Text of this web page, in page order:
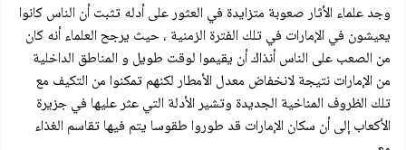
وجد علماء الأثار صعوبة متزايدة في العثور على أدله تثبت أن الناس كانوا
يعيشون في الإمارات في تلك الفترة الزمنية ، حيث يرجح العلماء أنه كان
من الصعب على الناس أنذاك أن يقيموا لوقت طويل و المناطق الداخلية
من الإمارات نتيجة لانخفاض معدل الأمطار لكنهم تمكنوا من التكيف مع
تلك الظروف المناخية الجديدة وتشير الأدلة التي عثر عليها في جزيرة
الأكعاب إلى أن سكان الإمارات قد طوروا طقوسا يتم فيها تقاسم الغذاء